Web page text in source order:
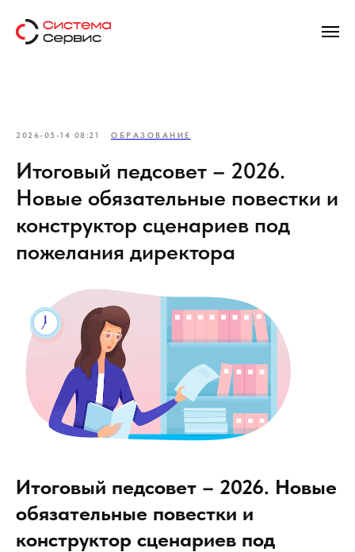
2026-05-14 08:21 ОБРАЗОВАНИЕ
Итоговый педсовет – 2026.
Новые обязательные повестки и
конструктор сценариев под
пожелания директора
Итоговый педсовет – 2026. Новые
обязательные повестки и
конструктор сценариев под